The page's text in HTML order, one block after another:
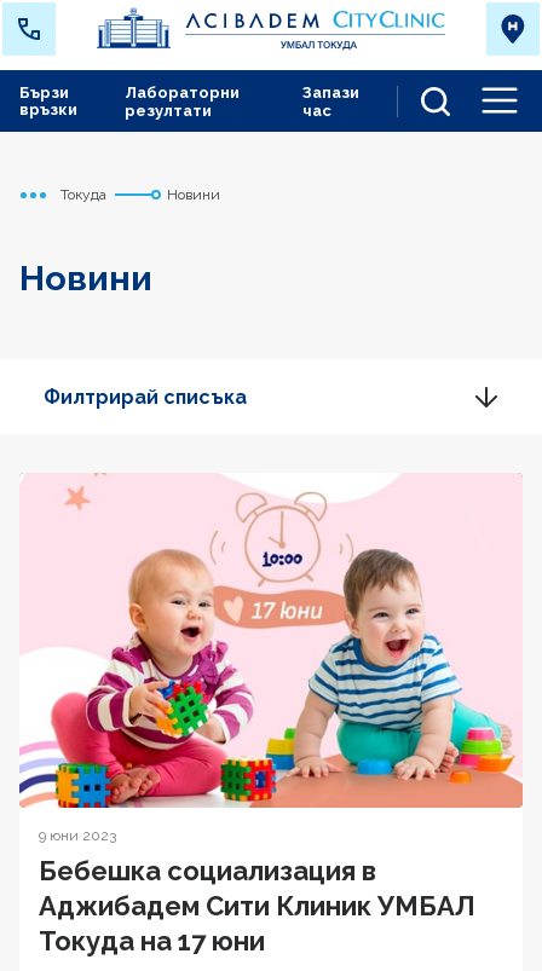
Лабораторни
резултати
Запази
час
Бързи
връзки
Начало
Токуда Новини
Новини
Филтрирай списъка
9 юни 2023
Бебешка социализация в
Аджибадем Сити Клиник УМБАЛ
Токуда на 17 юни